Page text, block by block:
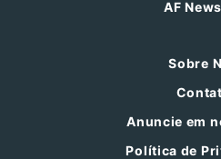
AF
Sobre
Anuncie em
Política de